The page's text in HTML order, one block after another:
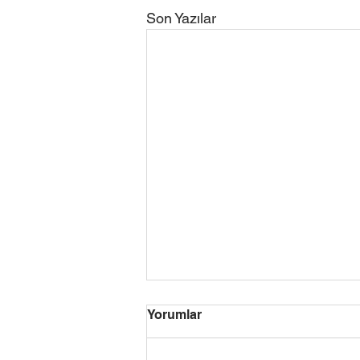
Son Yazılar
LGS 2022 Tercih Sonuçları
AÇIKLANDI
Yorumlar